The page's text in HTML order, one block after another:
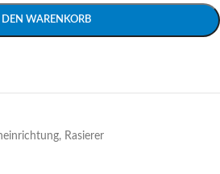
DEN WARENKORB
, Rasierer